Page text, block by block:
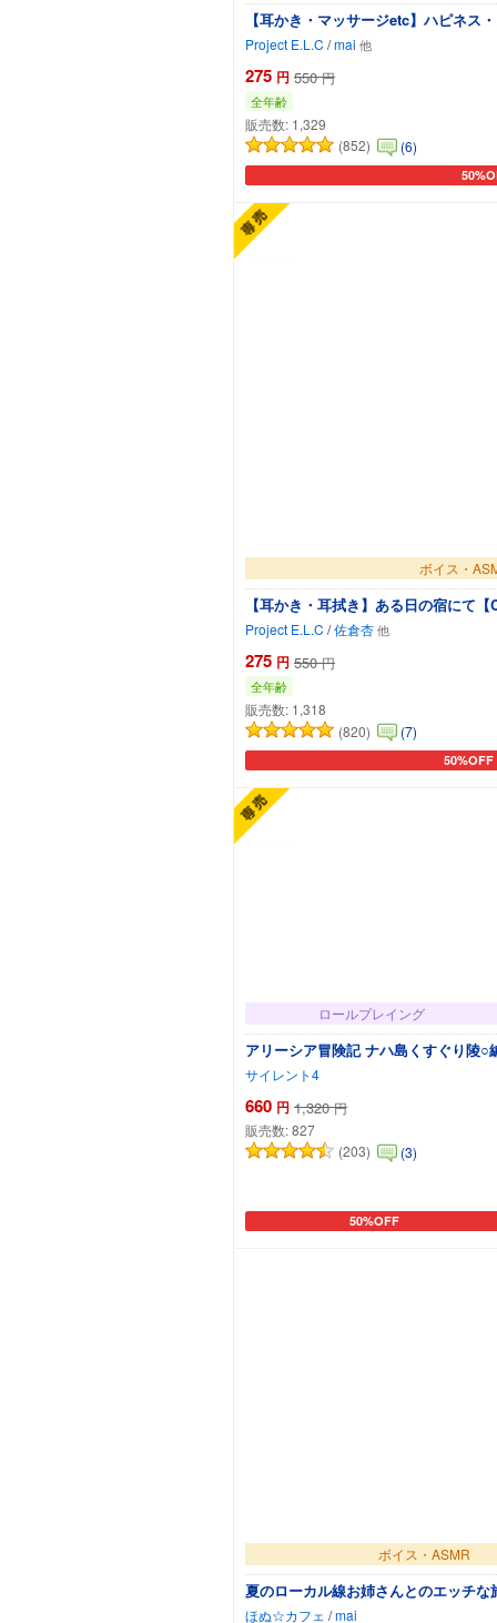
【耳かき・マッサージetc】ハピネス
Project E.L.C /mai
275 円 550 円
全年齢
販売数: 1,329
(852)
(6)
カート
ボイス・
【耳かき・耳拭き】ある日の宿にて
Project E.L.C /佐倉杏
275 円 550 円
全年齢
販売数: 1,318
(820)
(7)
50%OFF
カートに
ロールプレイング
アリーシア冒険記 ナハ島くすぐり陵○
サイレント4
660 円 1,320 円
販売数:827
(203)
(3)
50%OFF
カートに追加
ボイス・ASMR
夏のローカル線お姉さんとのエッチな
ほぬ☆カフェ /mai